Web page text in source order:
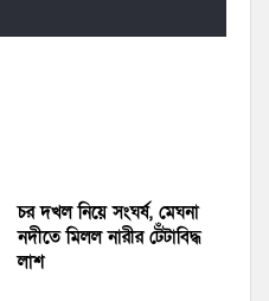
চর দখল নিয়ে সংঘর্ষ, মেঘনা
নদীতে মিলল নারীর টেঁটাবিদ্ধ
লাশ